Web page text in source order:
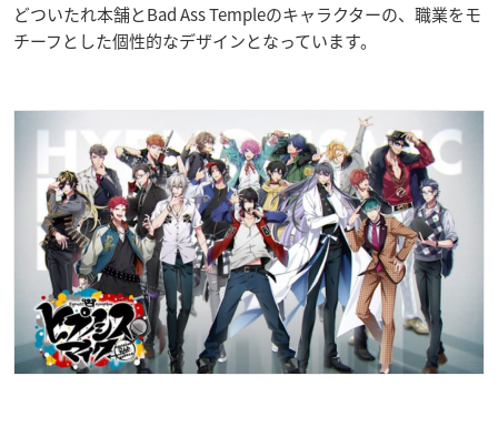
どついたれ本舗とBad Ass Templeのキャラクターの、職業をモ
チーフとした個性的なデザインとなっています。